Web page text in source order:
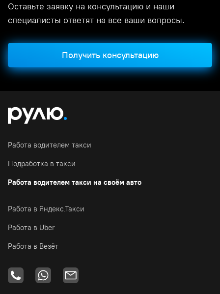
Оставьте заявку на консультацию и наши
специалисты ответят на все ваши вопросы.
Получить консультацию
Работа водителем такси
Подработка в такси
Работа водителем такси на своём авто
Работа в Яндекс.Такси
Работа в Uber
Работа в Везёт